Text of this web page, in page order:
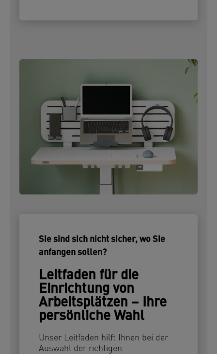
Sie sind sich nicht sicher, wo Sie
anfangen sollen?
Leitfaden für die
Einrichtung von
Arbeitsplätzen – Ihre
persönliche Wahl
Unser Leitfaden hilft Ihnen bei der
Auswahl der richtigen